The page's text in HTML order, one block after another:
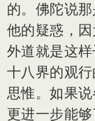
的。佛陀说
他的疑惑，
外道就是这
十八界的观
思惟。如果
更进一步能